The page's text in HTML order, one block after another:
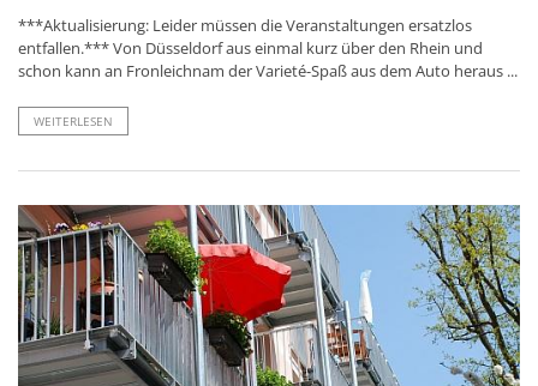
***Aktualisierung: Leider müssen die Veranstaltungen ersatzlos
entfallen.*** Von Düsseldorf aus einmal kurz über den Rhein und
schon kann an Fronleichnam der Varieté-Spaß aus dem Auto heraus ...
WEITERLESEN